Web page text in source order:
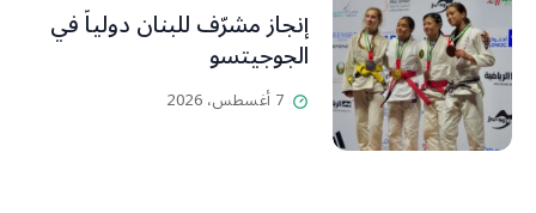
إنجاز مشرّف للبنان دولياً في
الجوجيتسو
7 أغسطس، 2026